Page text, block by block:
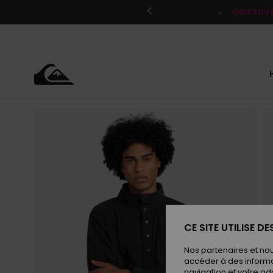
le
CE SITE UTILISE
Nos partenaires et
accéder à des